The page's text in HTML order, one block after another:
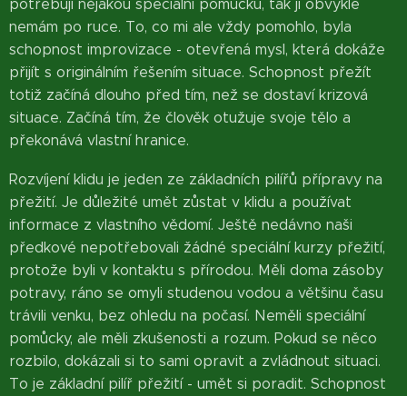
potřebuji nějakou speciální pomůcku, tak ji obvykle
nemám po ruce. To, co mi ale vždy pomohlo, byla
schopnost improvizace - otevřená mysl, která dokáže
přijít s originálním řešením situace. Schopnost přežít
totiž začíná dlouho před tím, než se dostaví krizová
situace. Začíná tím, že člověk otužuje svoje tělo a
překonává vlastní hranice.
Rozvíjení klidu je jeden ze základních pilířů přípravy na
přežití. Je důležité umět zůstat v klidu a používat
informace z vlastního vědomí. Ještě nedávno naši
předkové nepotřebovali žádné speciální kurzy přežití,
protože byli v kontaktu s přírodou. Měli doma zásoby
potravy, ráno se omyli studenou vodou a většinu času
trávili venku, bez ohledu na počasí. Neměli speciální
pomůcky, ale měli zkušenosti a rozum. Pokud se něco
rozbilo, dokázali si to sami opravit a zvládnout situaci.
To je základní pilíř přežití - umět si poradit. Schopnost